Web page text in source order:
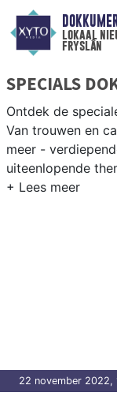
lokaal
fryslân
SPECIALS
Ontdek de
Van trouwen en
meer -
uiteenlopende
22 november 2022,